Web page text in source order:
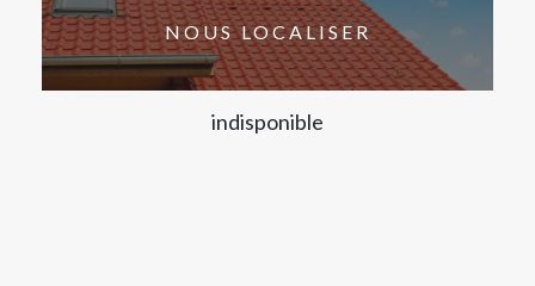
NOUS LOCALISER
indisponible